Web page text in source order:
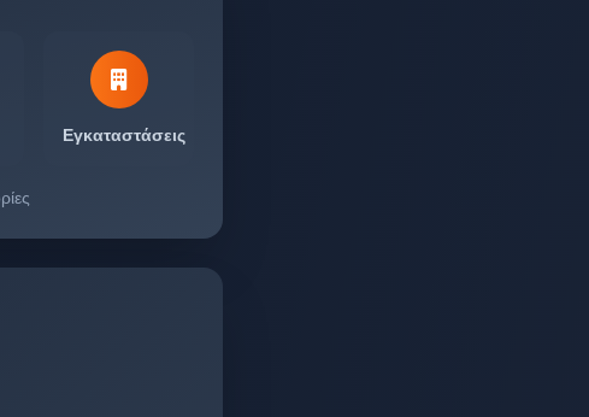
Εγκαταστάσεις